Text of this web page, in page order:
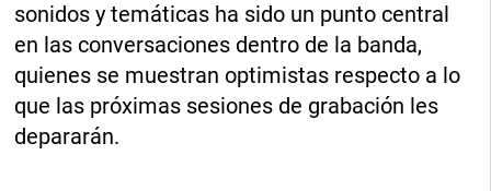
sonidos y temáticas ha sido un punto central
en las conversaciones dentro de la banda,
quienes se muestran optimistas respecto a lo
que las próximas sesiones de grabación les
depararán.